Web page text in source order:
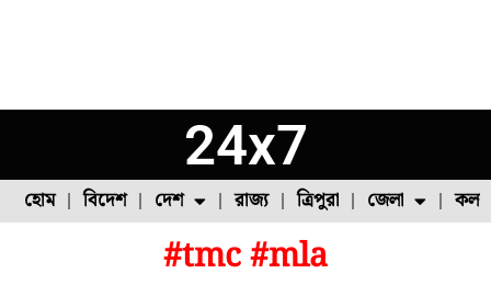
24x7
হোম বিদেশ দেশ
ফুল চাষ ফল চাষ
রাজ্য ত্রিপুরা জেলা
#tmc #mla